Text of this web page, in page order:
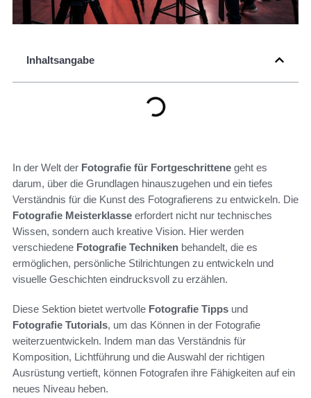
Inhaltsangabe
In der Welt der Fotografie für Fortgeschrittene geht es
darum, über die Grundlagen hinauszugehen und ein tiefes
Verständnis für die Kunst des Fotografierens zu entwickeln. Die
Fotografie Meisterklasse erfordert nicht nur technisches
Wissen, sondern auch kreative Vision. Hier werden
verschiedene Fotografie Techniken behandelt, die es
ermöglichen, persönliche Stilrichtungen zu entwickeln und
visuelle Geschichten eindrucksvoll zu erzählen.
Diese Sektion bietet wertvolle Fotografie Tipps und
Fotografie Tutorials, um das Können in der Fotografie
weiterzuentwickeln. Indem man das Verständnis für
Komposition, Lichtführung und die Auswahl der richtigen
Ausrüstung vertieft, können Fotografen ihre Fähigkeiten auf ein
neues Niveau heben.